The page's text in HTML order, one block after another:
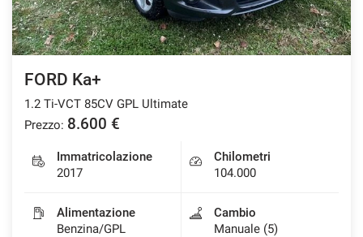
FORD Ka+
1.2 Ti-VCT 85CV GPL Ultimate
Prezzo: 8.600 €
Immatricolazione
2017
Chilometri
104.000
Alimentazione
Benzina/GPL
Cambio
Manuale (5)